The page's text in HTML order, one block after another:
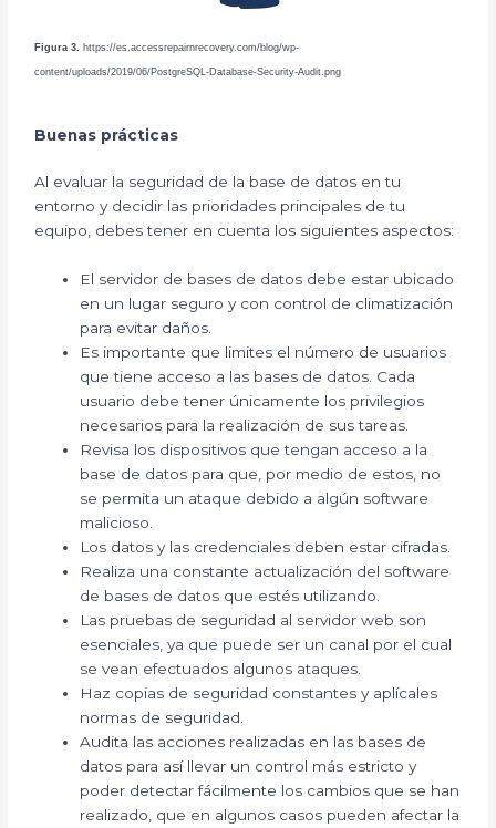
Figura 3. https://es.accessrepairnrecovery.com/blog/wp-
content/uploads/2019/06/PostgreSQL-Database-Security-Audit.png
Buenas prácticas
Al evaluar la seguridad de la base de datos en tu
entorno y decidir las prioridades principales de tu
equipo, debes tener en cuenta los siguientes aspectos:
El servidor de bases de datos debe estar ubicado
en un lugar seguro y con control de climatización
para evitar daños.
Es importante que limites el número de usuarios
que tiene acceso a las bases de datos. Cada
usuario debe tener únicamente los privilegios
necesarios para la realización de sus tareas.
Revisa los dispositivos que tengan acceso a la
base de datos para que, por medio de estos, no
se permita un ataque debido a algún software
malicioso.
Los datos y las credenciales deben estar cifradas.
Realiza una constante actualización del software
de bases de datos que estés utilizando.
Las pruebas de seguridad al servidor web son
esenciales, ya que puede ser un canal por el cual
se vean efectuados algunos ataques.
Haz copias de seguridad constantes y aplícales
normas de seguridad.
Audita las acciones realizadas en las bases de
datos para así llevar un control más estricto y
poder detectar fácilmente los cambios que se han
realizado, que en algunos casos pueden afectar la